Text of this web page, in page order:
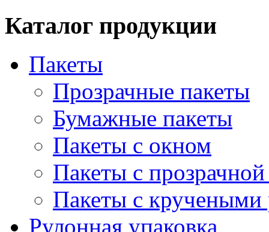
Каталог продукции
Пакеты
Прозрачные пакеты
Бумажные пакеты
Пакеты с окном
Пакеты с
Пакеты с кручеными
Рулонная упаковка